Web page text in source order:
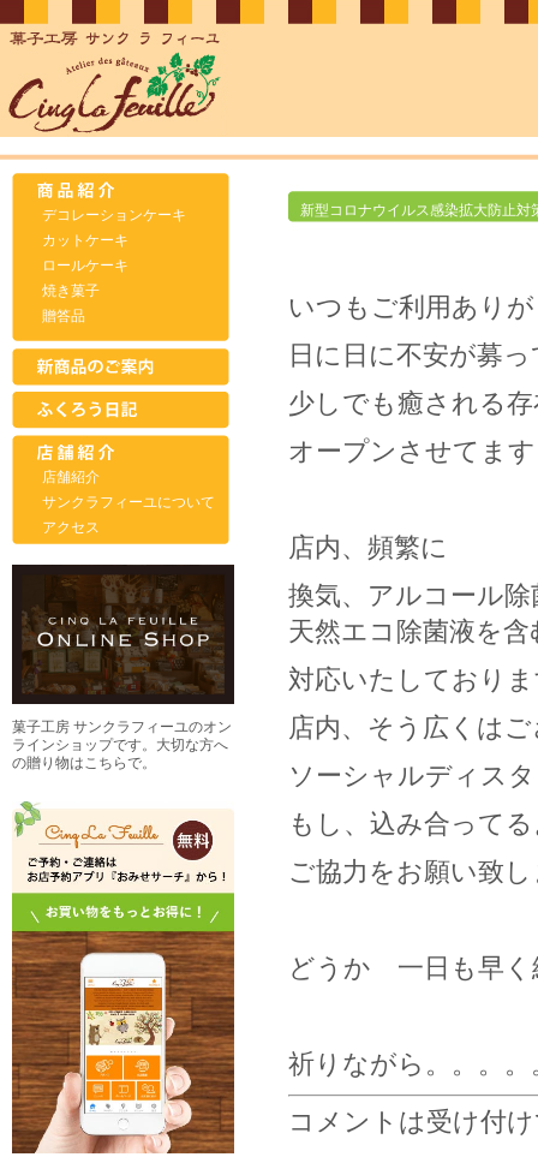
デコレーションケーキ
カットケーキ
ロールケーキ
焼き菓子
贈答品
店舗紹介
サンクラフィーユについて
アクセス
菓子工房 サンクラフィーユのオン
ラインショップです。大切な方へ
の贈り物はこちらで。
新型コロナウイルス感染拡大防止対
いつもご利用あり
日に日に不安が募
少しでも癒される
オープンさせてま
店内、頻繁に
換気、アルコール除
天然エコ除菌液を
対応いたしており
店内、そう広くは
ソーシャルディス
もし、込み合って
ご協力をお願い致
どうか 一日も早く
祈りながら。。。。
コメントは受け付